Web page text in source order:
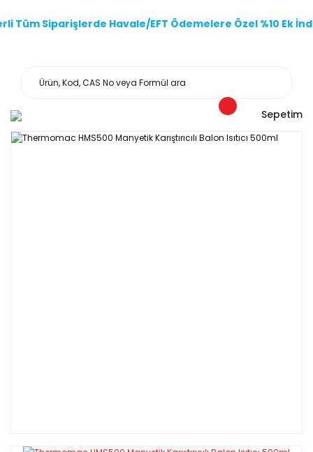
Tüm Siparişlerde Havale/EFT Ödemelere Özel %10 Ek
Sepetim